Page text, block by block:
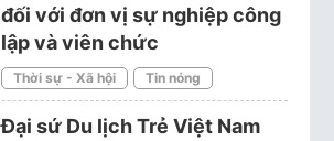
đối với đơn vị sự nghiệp công
lập và viên chức
Thời sự - Xã hội Tin nóng
Đại sứ Du lịch Trẻ Việt Nam